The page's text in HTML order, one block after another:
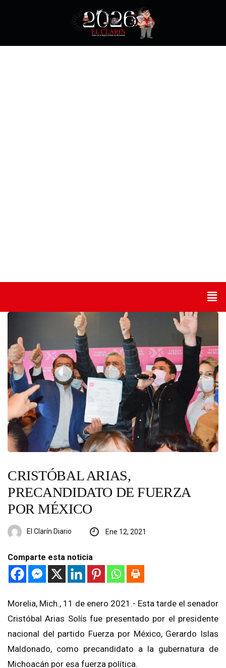
CRISTÓBAL ARIAS,
PRECANDIDATO DE FUERZA
POR MÉXICO
El Clarín Diario Ene 12, 2021
Comparte esta noticia
Morelia, Mich., 11 de enero 2021 .- Esta tarde el senador
Cristóbal Arias Solís fue presentado por el presidente
nacional del partido Fuerza por México, Gerardo Islas
Maldonado, como precandidato a la gubernatura de
Michoacán por esa fuerza política.